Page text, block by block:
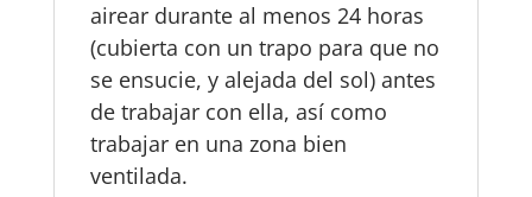
airear durante al menos 24 horas
(cubierta con un trapo para que no
se ensucie, y alejada del sol) antes
de trabajar con ella, así como
trabajar en una zona bien
ventilada.